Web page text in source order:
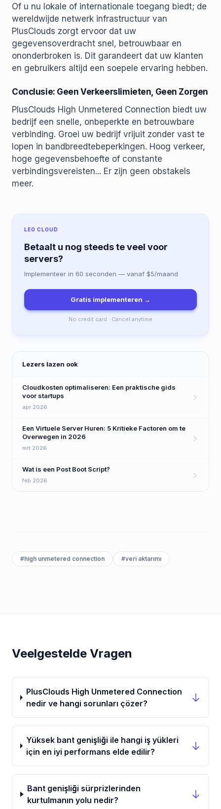
Of u nu lokale of internationale toegang biedt; de
wereldwijde netwerk infrastructuur van
PlusClouds zorgt ervoor dat uw
gegevensoverdracht snel, betrouwbaar en
ononderbroken is. Dit garandeert dat uw klanten
en gebruikers altijd een soepele ervaring hebben.
Conclusie: Geen Verkeerslimieten, Geen Zorgen
PlusClouds High Unmetered Connection biedt uw
bedrijf een snelle, onbeperkte en betrouwbare
verbinding. Groei uw bedrijf vrijuit zonder vast te
lopen in bandbreedtebeperkingen. Hoog verkeer,
hoge gegevensbehoefte of constante
verbindingsvereisten... Er zijn geen obstakels
meer.
LEO CLOUD
Betaalt u nog steeds te veel voor
servers?
Implementeer in 60 seconden — vanaf $5/maand
Gratis implementeren →
No credit card · Cancel anytime
Lezers lazen ook
Cloudkosten optimaliseren: Een praktische gids
voor startups
apr 2026
Een Virtuele Server Huren: 5 Kritieke Factoren om te
Overwegen in 2026
mrt 2026
Wat is een Post Boot Script?
feb 2026
#high unmetered connection #veri aktarımı
Veelgestelde Vragen
PlusClouds High Unmetered Connection
nedir ve hangi sorunları çözer?
Yüksek bant genişliği ile hangi iş yükleri
için en iyi performans elde edilir?
Bant genişliği sürprizlerinden
kurtulmanın yolu nedir?